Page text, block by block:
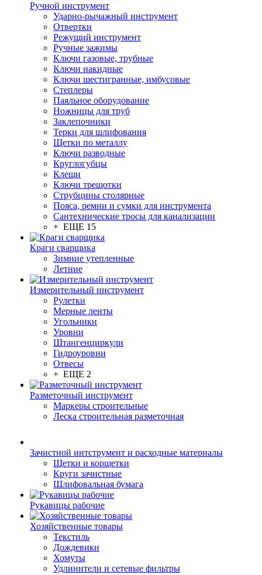
Ручной инструмент
Ударно-рычажный инструмент
Отвертки
Режущий инструмент
Ручные зажимы
Ключи газовые, трубные
Ключи накидные
Ключи шестигранные, имбусовые
Степлеры
Паяльное оборудование
Ножницы для труб
Заклепочники
Терки для шлифования
Щетки по металлу
Ключи разводные
Круглогубцы
Клещи
Ключи трещотки
Струбцины столярные
Пояса, ремни и сумки для инструмента
Сантехнические тросы для канализации
+ ЕЩЕ 15
Краги сварщика
Зимние утепленные
Летние
Измерительный инструмент
Рулетки
Мерные ленты
Угольники
Уровни
Штангенциркули
Гидроуровни
Отвесы
+ ЕЩЕ 2
Разметочный инструмент
Маркеры строительные
Леска строительная разметочная
Зачистной интструмент и расходные материалы
Щетки и корщетки
Круги зачистные
Шлифовальная бумага
Рукавицы рабочие
Хозяйственные товары
Текстиль
Дождевики
Хомуты
Удлинители и сетевые фильтры